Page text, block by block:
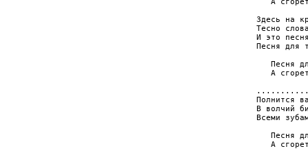
Здесь на
Тесно
И это
Песня для
Песня
А
Полнится
В волчий
Всеми
Песня